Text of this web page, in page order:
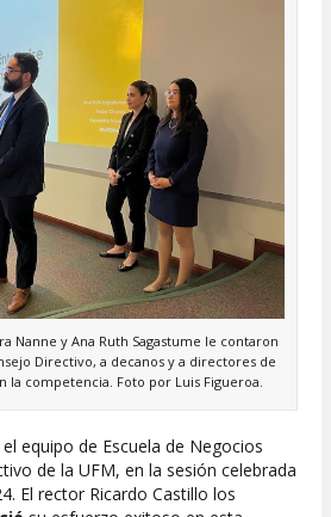
Nanne y Ana Ruth Sagastume le contaron
Directivo, a decanos y a directores de
la competencia. Foto por Luis Figueroa.
el equipo de Escuela de Negocios
de la UFM, en la sesión celebrada
El rector Ricardo Castillo los